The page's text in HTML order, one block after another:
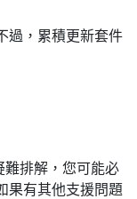
過，累積更新套件
排解，您可能必
果有其他支援問題